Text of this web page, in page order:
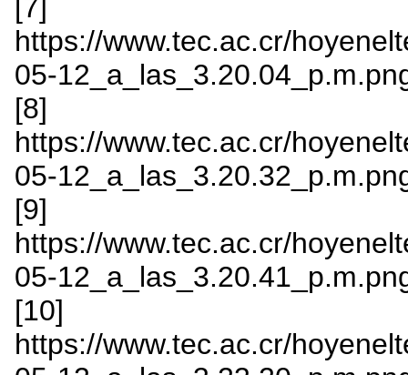
[7]
https://www.tec.ac.cr/
05-
[8]
https://www.tec.ac.cr/
05-
[9]
https://www.tec.ac.cr/
05-
[10]
https://www.tec.ac.cr/